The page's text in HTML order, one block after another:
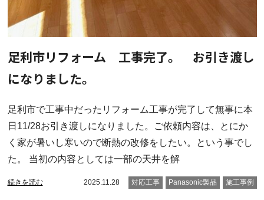
足利市リフォーム 工事完了。 お引き渡し
になりました。
足利市で工事中だったリフォーム工事が完了して無事に本
日11/28お引き渡しになりました。ご依頼内容は、とにか
く家が暑いし寒いので断熱の改修をしたい。という事でし
た。 当初の内容としては一部の天井を解
続きを読む 2025.11.28 対応工事 Panasonic製品 施工事例